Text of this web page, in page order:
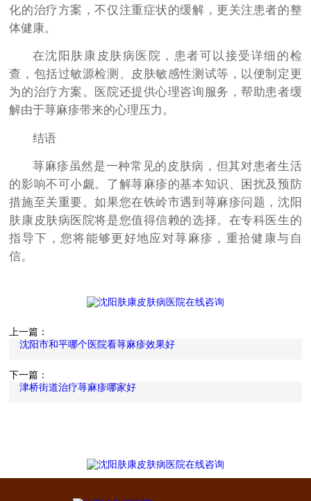
化的治疗方案，不仅注重症状的缓解，更关注患者的整
体健康。
在沈阳肤康皮肤病医院，患者可以接受详细的检
查，包括过敏源检测、皮肤敏感性测试等，以便制定更
为的治疗方案。医院还提供心理咨询服务，帮助患者缓
解由于荨麻疹带来的心理压力。
结语
荨麻疹虽然是一种常见的皮肤病，但其对患者生活
的影响不可小觑。了解荨麻疹的基本知识、困扰及预防
措施至关重要。如果您在铁岭市遇到荨麻疹问题，沈阳
肤康皮肤病医院将是您值得信赖的选择。在专科医生的
指导下，您将能够更好地应对荨麻疹，重拾健康与自
信。
上一篇：
沈阳市和平哪个医院看荨麻疹效果好
下一篇：
津桥街道治疗荨麻疹哪家好